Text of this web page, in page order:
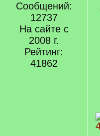
Сообщений:
12737
На сайте с
2008 г.
Рейтинг:
41862